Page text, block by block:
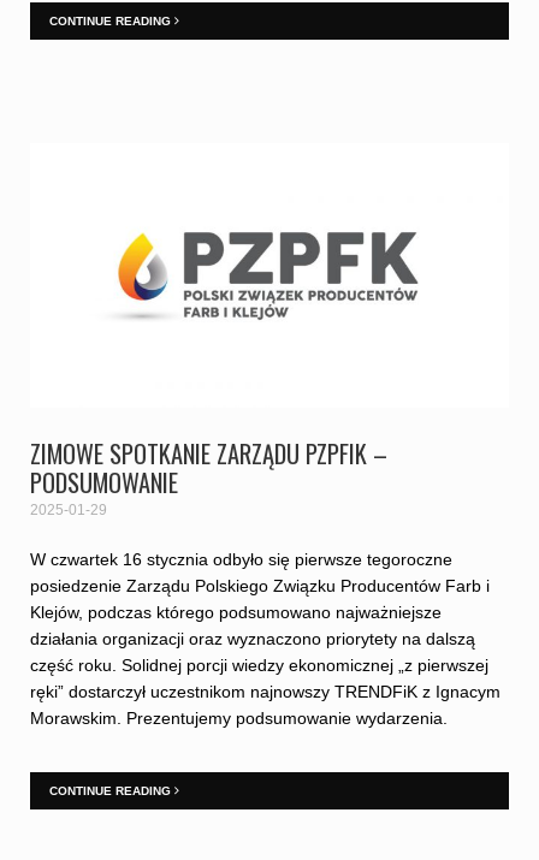
CONTINUE READING
ZIMOWE SPOTKANIE ZARZĄDU PZPFIK –
PODSUMOWANIE
2025-01-29
W czwartek 16 stycznia odbyło się pierwsze tegoroczne
posiedzenie Zarządu Polskiego Związku Producentów Farb i
Klejów, podczas którego podsumowano najważniejsze
działania organizacji oraz wyznaczono priorytety na dalszą
część roku. Solidnej porcji wiedzy ekonomicznej „z pierwszej
ręki” dostarczył uczestnikom najnowszy TRENDFiK z Ignacym
Morawskim. Prezentujemy podsumowanie wydarzenia.
CONTINUE READING